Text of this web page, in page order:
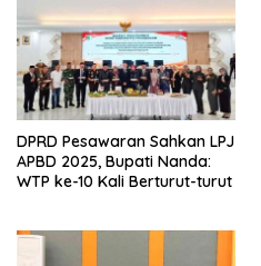
DPRD Pesawaran Sahkan LPJ
APBD 2025, Bupati Nanda:
WTP ke-10 Kali Berturut-turut